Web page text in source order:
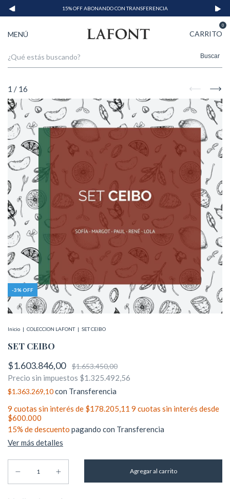
15% OFF ABONANDO CON TRANSFERENCIA
MENÚ CARRITO
0
Buscar
1 / 16
-3%OFF
Inicio | COLECCION LAFONT | SET CEIBO
SET CEIBO
$1.603.846,00
$1.653.450,00
Precio sin impuestos $1.325.492,56
$1.363.269,10con Transferencia
9 cuotas sin interés de $178.205,11
15% de descuento pagando con Transferencia
Ver más detalles